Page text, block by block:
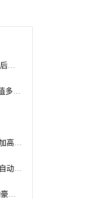
19款新款宝来外拉手怎么拆装？17年新款宝来后门拉手怎么拆
13年宝马730值多少钱？07年宝马730怎么样?值多少钱？
加高标号汽油对车好吗？汽油标号该怎么选，加高标号对车好吗
福克斯自动变速箱油怎么换？经典福克斯更换自动档变速箱油需多少
本田凌派1.8豪华版多少钱？本田凌派1.8L自动豪华版多少钱2017款凌派